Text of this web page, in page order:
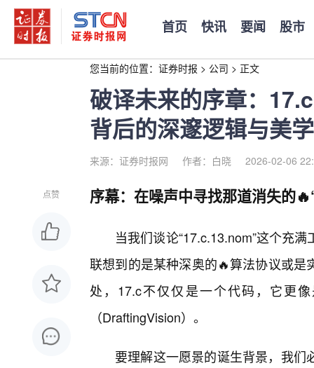
首页 快讯 要闻 股市
您当前的位置： 证券时报 > 公司 > 正文
破译未来的序章：
背后的深邃逻辑与美
来源：证券时报网 作者：白晓 2026-02-06
点赞 序幕：在噪声中寻找那道消失的
当我们谈论“17.c.13.nom”这个充
联想到的是某种深奥的🔥算法协议或
处，17.c不仅仅是一个代码，它更
（DraftingVision）。
要理解这一愿景的诞生背景，我